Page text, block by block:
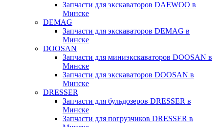
Запчасти для экскаваторов DAEWOO в
Минске
DEMAG
Запчасти для экскаваторов DEMAG в
Минске
DOOSAN
Запчасти для миниэкскаваторов DOOSAN в
Минске
Запчасти для экскаваторов DOOSAN в
Минске
DRESSER
Запчасти для бульдозеров DRESSER в
Минске
Запчасти для погрузчиков DRESSER в